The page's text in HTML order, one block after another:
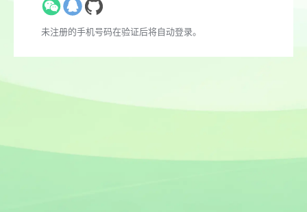
未注册的手机号码在验证后将自动登录。